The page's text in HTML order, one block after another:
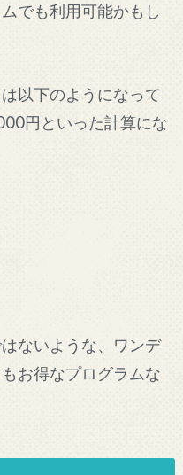
でも利用可能かもし
以下のようになって
円といった計算にな
ないような、ワンデ
お得なプログラムな